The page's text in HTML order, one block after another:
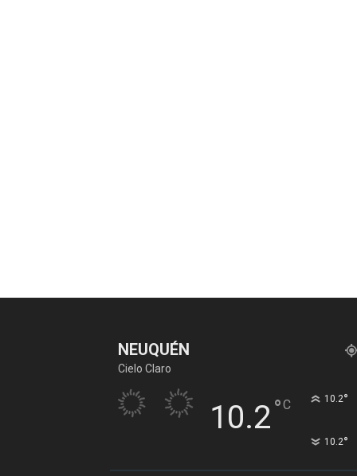
NEUQUÉN
Cielo Claro
10.2°C 10.2°
10.2°